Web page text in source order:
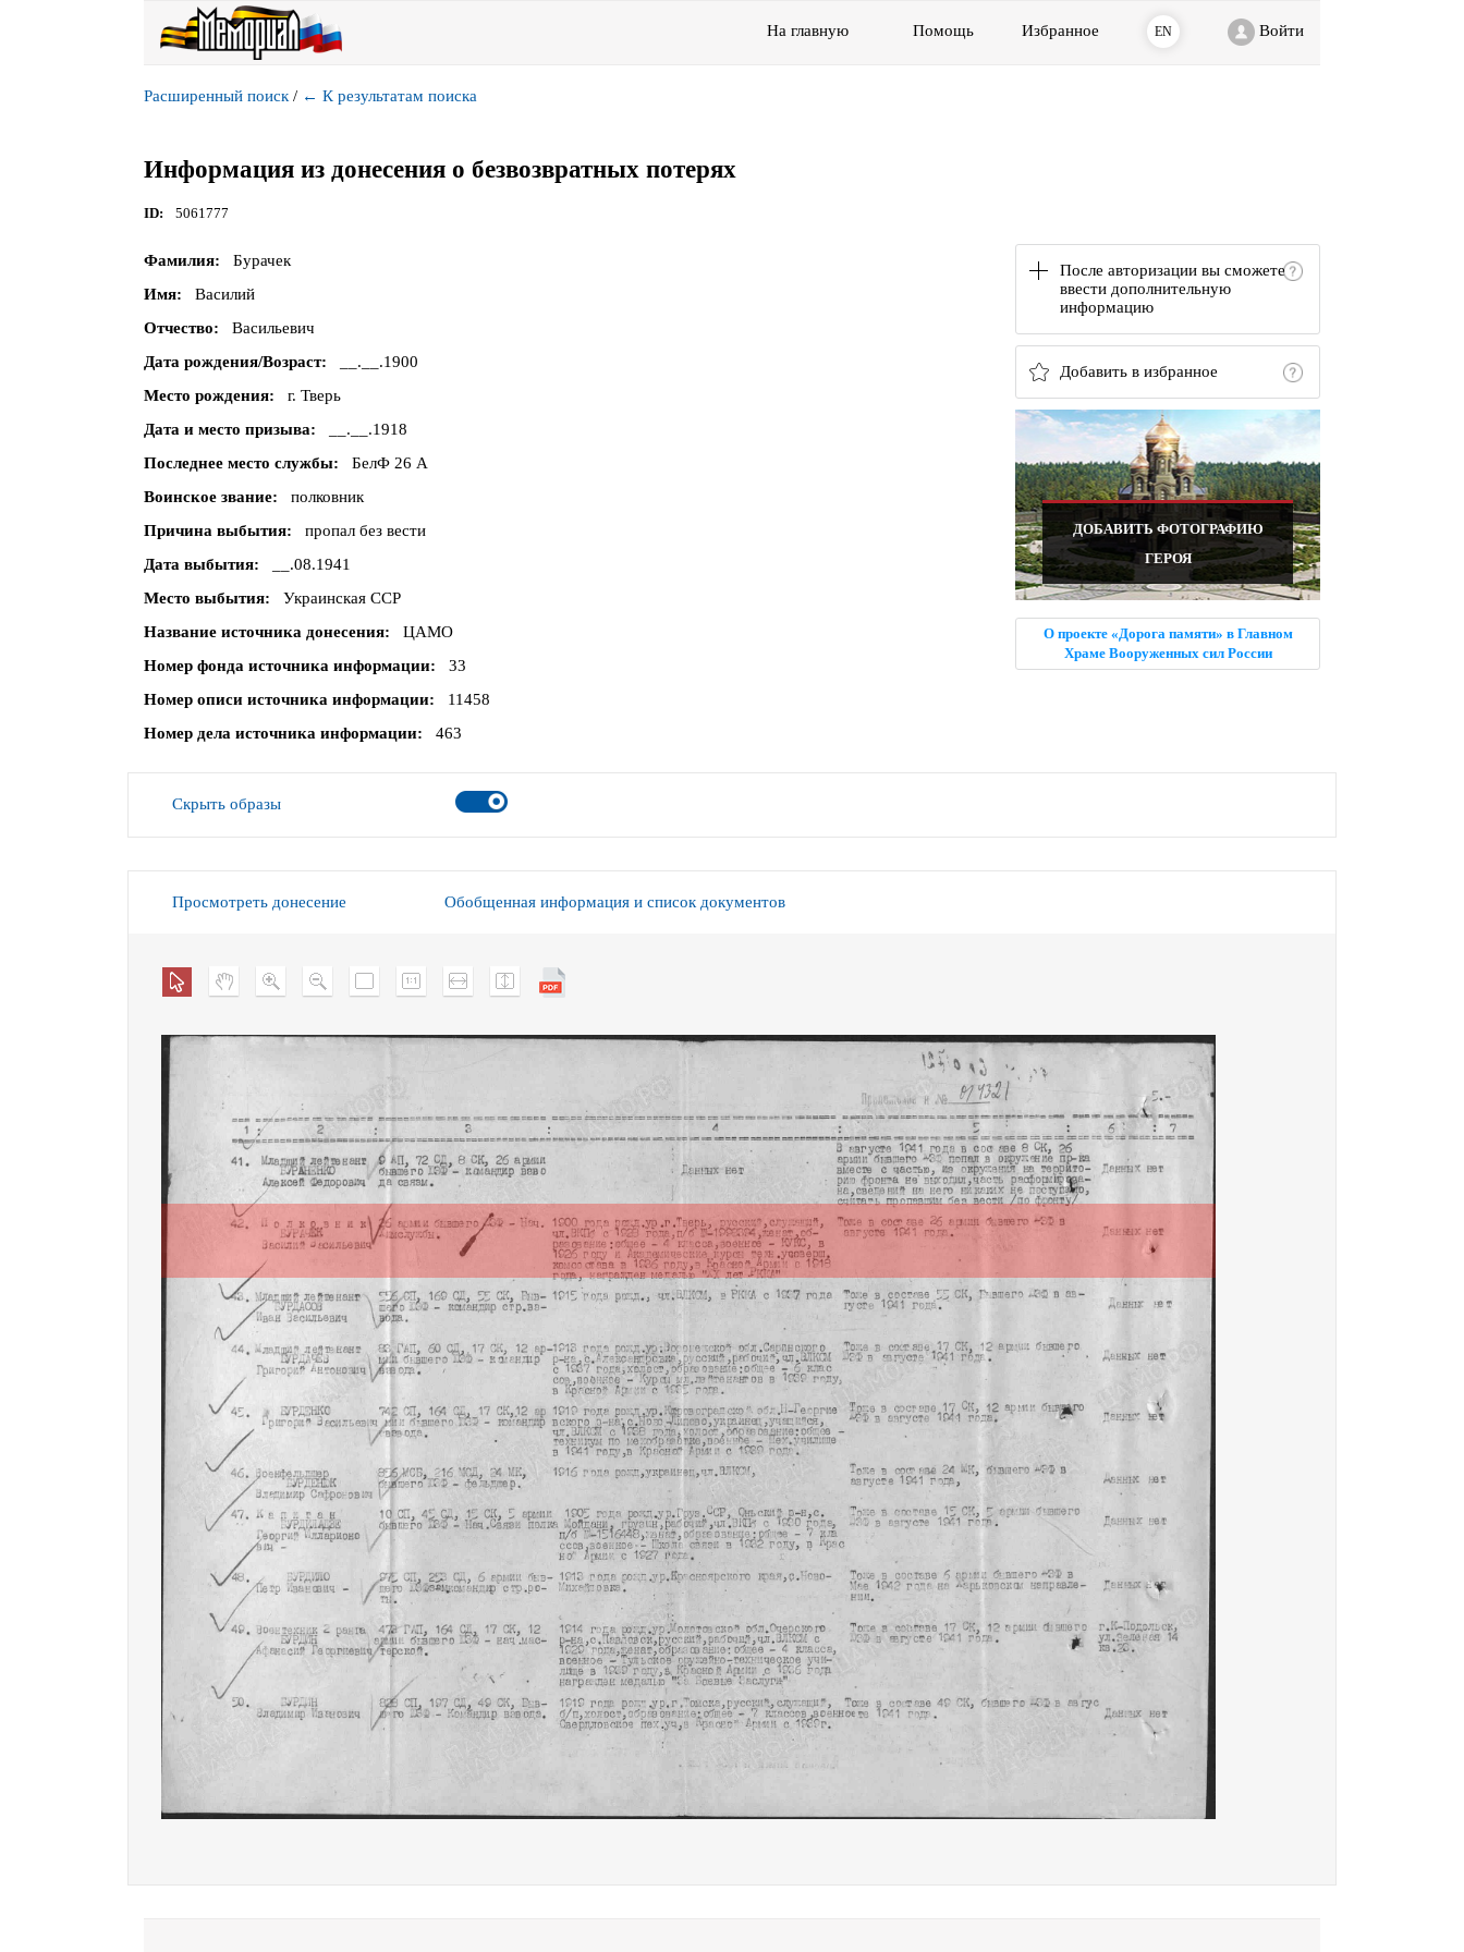
На главную Помощь Избранное EN Войти
Расширенный поиск / ← К результатам поиска
Информация из донесения о безвозвратных потерях
ID 5061777
После авторизации вы сможете
ввести дополнительную
информацию
Добавить в избранное
ДОБАВИТЬ ФОТОГРАФИЮ
ГЕРОЯ
О проекте «Дорога памяти» в Главном
Храме Вооруженных сил России
Фамилия
Бурачек
Имя
Василий
Отчество
Васильевич
Дата рождения/Возраст
__.__.1900
Место рождения
г. Тверь
Дата и место призыва
__.__.1918
Последнее место службы
БелФ 26 А
Воинское звание
полковник
Причина выбытия
пропал без вести
Дата выбытия
__.08.1941
Место выбытия
Украинская ССР
Название источника донесения
ЦАМО
Номер фонда источника информации
33
Номер описи источника информации
11458
Номер дела источника информации
463
Скрыть образы
Просмотреть донесение Обобщенная информация и список документов